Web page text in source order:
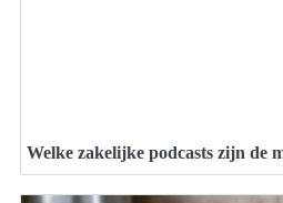
Welke zakelijke podcasts zijn de